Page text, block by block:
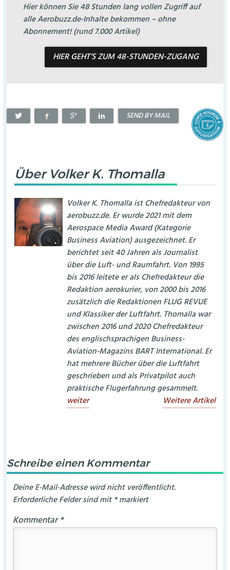
Hier können Sie 48 Stunden lang vollen Zugriff auf
alle Aerobuzz.de-Inhalte bekommen – ohne
Abonnement! (rund 7.000 Artikel)
HIER GEHT’S ZUM 48-STUNDEN-ZUGANG
SEND BY MAIL
Über Volker K. Thomalla
Volker K. Thomalla ist Chefredakteur von
aerobuzz.de. Er wurde 2021 mit dem
Aerospace Media Award (Kategorie
Business Aviation) ausgezeichnet. Er
berichtet seit 40 Jahren als Journalist
über die Luft- und Raumfahrt. Von 1995
bis 2016 leitete er als Chefredakteur die
Redaktion aerokurier, von 2000 bis 2016
zusätzlich die Redaktionen FLUG REVUE
und Klassiker der Luftfahrt. Thomalla war
zwischen 2016 und 2020 Chefredakteur
des englischsprachigen Business-
Aviation-Magazins BART International. Er
hat mehrere Bücher über die Luftfahrt
geschrieben und als Privatpilot auch
praktische Flugerfahrung gesammelt.
weiter
Weitere Artikel
Schreibe einen Kommentar
Deine E-Mail-Adresse wird nicht veröffentlicht.
Erforderliche Felder sind mit *markiert
Kommentar*